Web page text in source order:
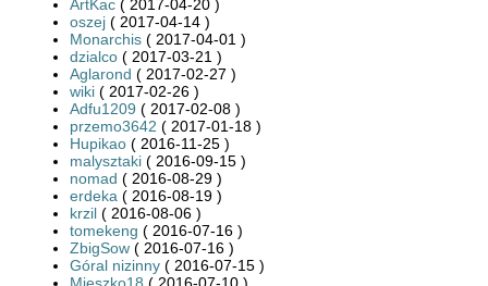
ArtKac ( 2017-04-20 )
oszej ( 2017-04-14 )
Monarchis ( 2017-04-01 )
dzialco ( 2017-03-21 )
Aglarond ( 2017-02-27 )
wiki ( 2017-02-26 )
Adfu1209 ( 2017-02-08 )
przemo3642 ( 2017-01-18 )
Hupikao ( 2016-11-25 )
malysztaki ( 2016-09-15 )
nomad ( 2016-08-29 )
erdeka ( 2016-08-19 )
krzil ( 2016-08-06 )
tomekeng ( 2016-07-16 )
ZbigSow ( 2016-07-16 )
Góral nizinny ( 2016-07-15 )
Mieszko18 ( 2016-07-10 )